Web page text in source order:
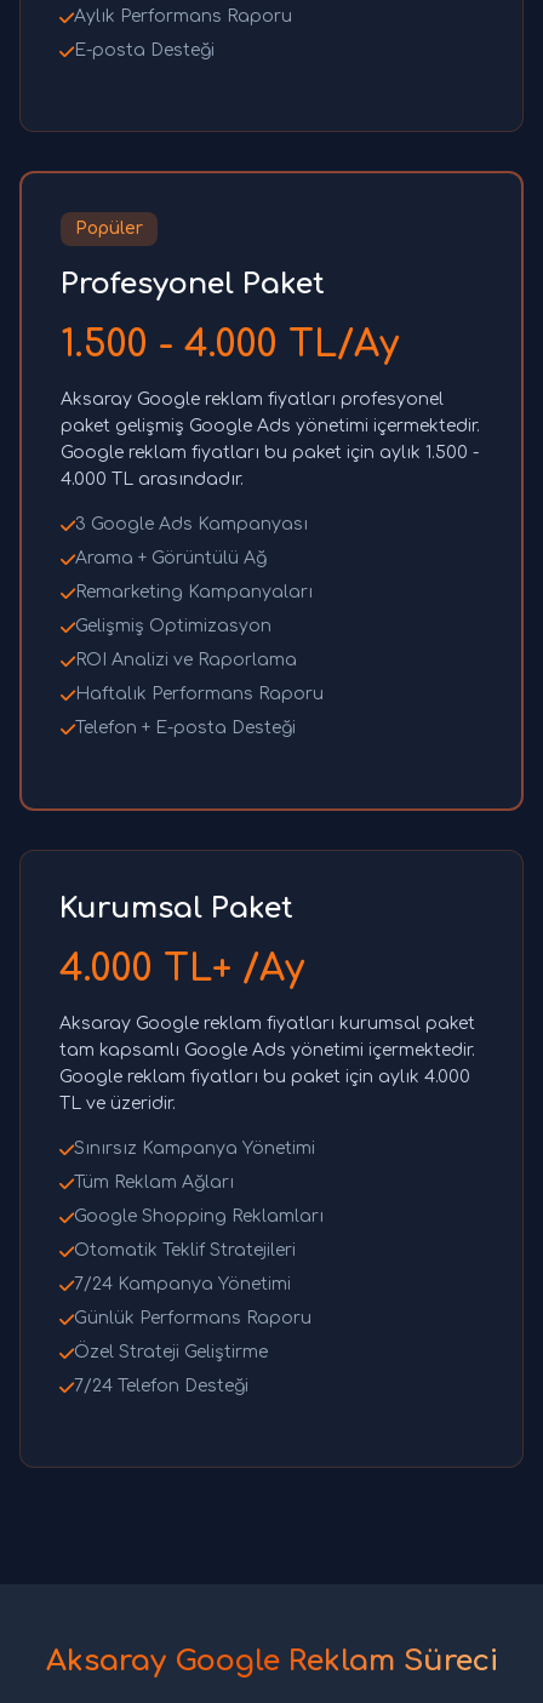
Aylık Performans Raporu
E-posta Desteği
Popüler
Profesyonel Paket
1.500 - 4.000 TL/Ay
Aksaray Google reklam fiyatları profesyonel
paket gelişmiş Google Ads yönetimi içermektedir.
Google reklam fiyatları bu paket için aylık 1.500 -
4.000 TL arasındadır.
3 Google Ads Kampanyası
Arama + Görüntülü Ağ
Remarketing Kampanyaları
Gelişmiş Optimizasyon
ROI Analizi ve Raporlama
Haftalık Performans Raporu
Telefon + E-posta Desteği
Kurumsal Paket
4.000 TL+ /Ay
Aksaray Google reklam fiyatları kurumsal paket
tam kapsamlı Google Ads yönetimi içermektedir.
Google reklam fiyatları bu paket için aylık 4.000
TL ve üzeridir.
Sınırsız Kampanya Yönetimi
Tüm Reklam Ağları
Google Shopping Reklamları
Otomatik Teklif Stratejileri
7/24 Kampanya Yönetimi
Günlük Performans Raporu
Özel Strateji Geliştirme
7/24 Telefon Desteği
Aksaray Google Reklam Süreci